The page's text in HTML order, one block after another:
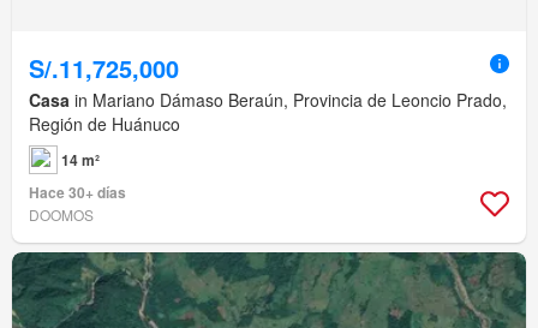
S/.11,725,000
Casa in Mariano Dámaso Beraún, Provincia de Leoncio Prado,
Región de Huánuco
14 m²
Hace 30+ días
DOOMOS